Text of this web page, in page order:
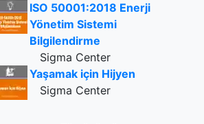
ISO 50001:2018 Enerji
Yönetim Sistemi
Bilgilendirme
Sigma Center
Yaşamak için Hijyen
Sigma Center